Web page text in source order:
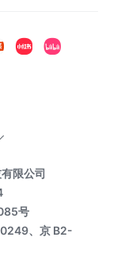
限公司
号
、京 B2-